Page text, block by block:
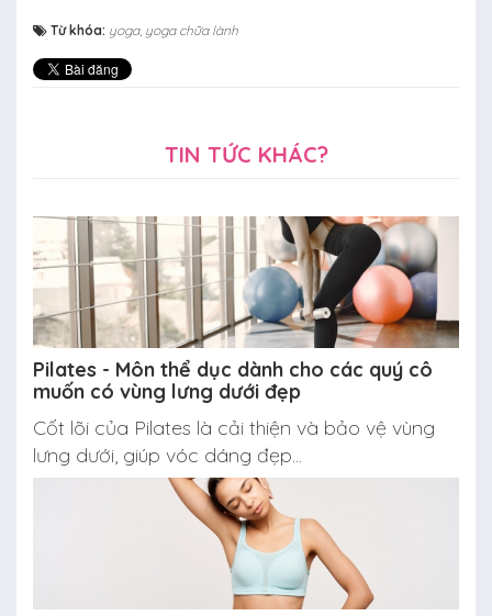
Từ khóa: yoga, yoga chữa lành
TIN TỨC KHÁC?
Pilates - Môn thể dục dành cho các quý cô
muốn có vùng lưng dưới đẹp
Cốt lõi của Pilates là cải thiện và bảo vệ vùng
lưng dưới, giúp vóc dáng đẹp...